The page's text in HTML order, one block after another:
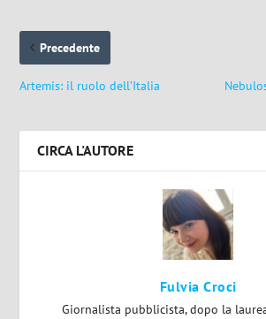
Precedente
Artemis: il ruolo dell’Italia
CIRCA L'AUTORE
Fulvia Croci
Giornalista pubblicista, dopo la